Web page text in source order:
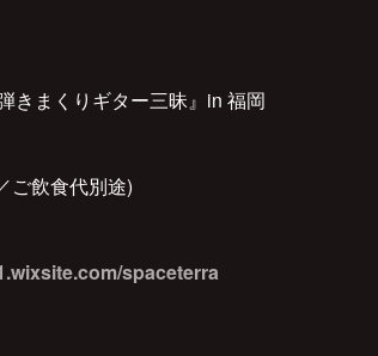
きまくりギター三昧』in 福岡
ご飲食代別途)
spaceterra